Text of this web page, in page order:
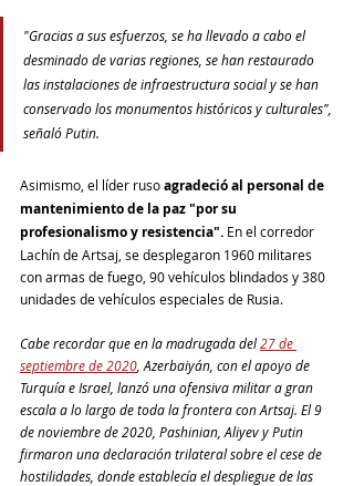
"Gracias a sus esfuerzos, se ha llevado a cabo el
desminado de varias regiones, se han restaurado
las instalaciones de infraestructura social y se han
conservado los monumentos históricos y culturales",
señaló Putin.
Asimismo, el líder ruso agradeció al personal de
mantenimiento de la paz "por su
profesionalismo y resistencia". En el corredor
Lachín de Artsaj, se desplegaron 1960 militares
con armas de fuego, 90 vehículos blindados y 380
unidades de vehículos especiales de Rusia.
Cabe recordar que en la madrugada del 27 de
septiembre de 2020 , Azerbaiyán, con el apoyo de
Turquía e Israel, lanzó una ofensiva militar a gran
escala a lo largo de toda la frontera con Artsaj. El 9
de noviembre de 2020, Pashinian, Aliyev y Putin
firmaron una declaración trilateral sobre el cese de
hostilidades, donde establecía el despliegue de las